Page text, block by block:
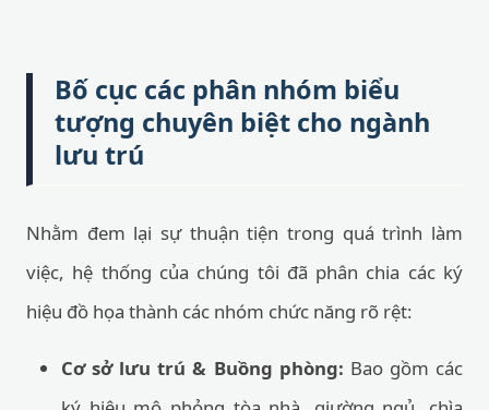
Bố cục các phân nhóm biểu
tượng chuyên biệt cho ngành
lưu trú
Nhằm đem lại sự thuận tiện trong quá trình làm
việc, hệ thống của chúng tôi đã phân chia các ký
hiệu đồ họa thành các nhóm chức năng rõ rệt:
Cơ sở lưu trú & Buồng phòng: Bao gồm các